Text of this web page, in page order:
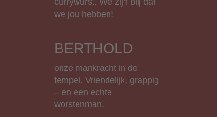
currywurst. We zijn blij dat
we jou hebben!
BERTHOLD
onze mankracht in de
tempel. Vriendelijk, grappig
– en een echte
worstenman.